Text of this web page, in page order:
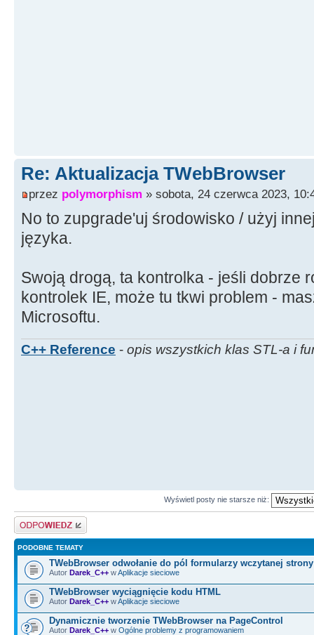
Re: Aktualizacja TWebBrowser
przez polymorphism » sobota, 24 czerwca 2023,
No to zupgrade'uj środowisko / użyj
języka.
Swoją drogą, ta kontrolka - jeśli dobrze
kontrolek IE, może tu tkwi problem -
Microsoftu.
C++ Reference - opis wszystkich klas STL-a i
Wyświetl posty nie starsze niż:
Odpowiedz
PODOBNE TEMATY
TWebBrowser odwołanie do pól formularzy wczytanej
Autor Darek_C++ wAplikacje sieciowe
TWebBrowser wyciągnięcie kodu HTML
Autor Darek_C++ wAplikacje sieciowe
Dynamicznie tworzenie TWebBrowser na PageControl
Autor Darek_C++ w Ogólne problemy z programowaniem